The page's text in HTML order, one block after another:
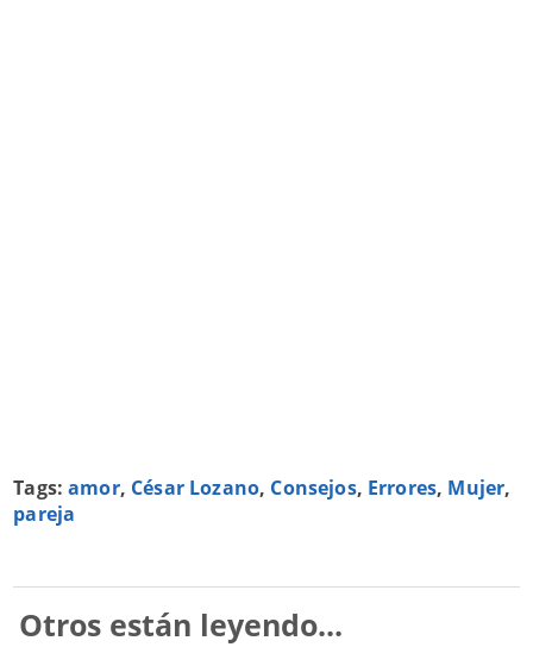
Tags:amor, César Lozano, Consejos, Errores, Mujer,
pareja
Otros están leyendo...